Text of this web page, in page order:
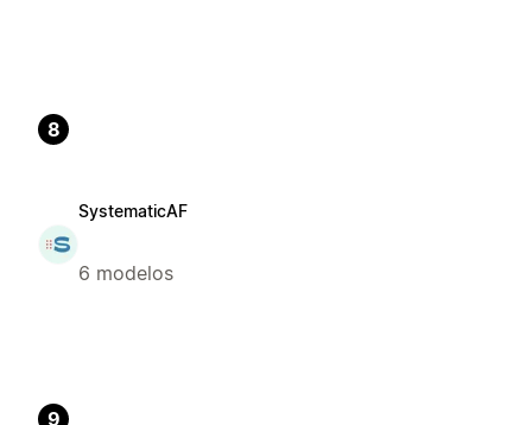
8
SystematicAF
6 modelos
9